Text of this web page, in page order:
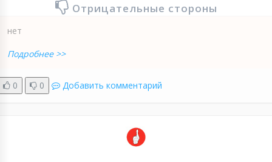
Отрицательные стороны
нет
Подробнее >>
0 0 Добавить комментарий